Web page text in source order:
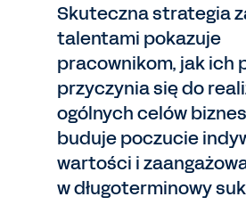
Skuteczna strategia
talentami pokazuje
pracownikom, jak ich
przyczynia się do
ogólnych celów
buduje poczucie
wartości i
w długoterminowy